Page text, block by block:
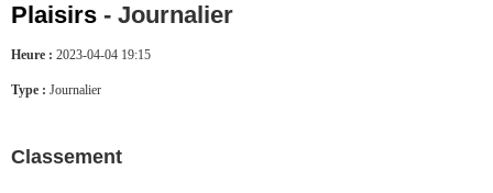
Plaisirs - Journalier
Heure : 2023-04-04 19:15
Type : Journalier
Classement